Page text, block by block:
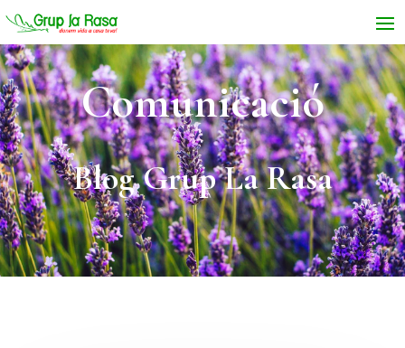
Comunicació
Blog Grup La Rasa